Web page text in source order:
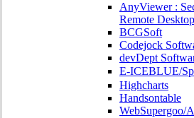
AnyViewer :
Remote
BCGSoft
Codejock
devDept
E-ICEBLUE/
Highcharts
Handsontable
WebSupergoo/